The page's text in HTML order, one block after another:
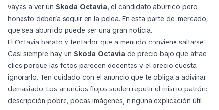
vayas a ver un Skoda Octavia, el candidato aburrido pero
honesto debería seguir en la pelea. En esta parte del mercado,
que sea aburrido puede ser una gran noticia.
El Octavia barato y tentador que a menudo conviene saltarse
Casi siempre hay un Skoda Octavia de precio bajo que atrae
clics porque las fotos parecen decentes y el precio cuesta
ignorarlo. Ten cuidado con el anuncio que te obliga a adivinar
demasiado. Los anuncios flojos suelen repetir el mismo patrón:
descripción pobre, pocas imágenes, ninguna explicación útil